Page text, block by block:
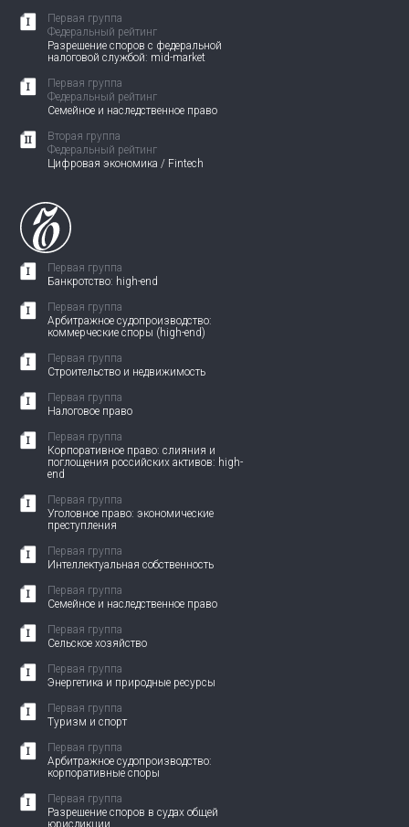
Первая группа
Федеральный рейтинг
Разрешение споров с федеральной
налоговой службой: mid-market
Первая группа
Федеральный рейтинг
Семейное и наследственное право
Вторая группа
Федеральный рейтинг
Цифровая экономика / Fintech
Первая группа
Банкротство: high-end
Первая группа
Арбитражное судопроизводство:
коммерческие споры (high-end)
Первая группа
Строительство и недвижимость
Первая группа
Налоговое право
Первая группа
Корпоративное право: слияния и
поглощения российских активов: high-
end
Первая группа
Уголовное право: экономические
преступления
Первая группа
Интеллектуальная собственность
Первая группа
Семейное и наследственное право
Первая группа
Сельское хозяйство
Первая группа
Энергетика и природные ресурсы
Первая группа
Туризм и спорт
Первая группа
Арбитражное судопроизводство:
корпоративные споры
Первая группа
Разрешение споров в судах общей
юрисдикции